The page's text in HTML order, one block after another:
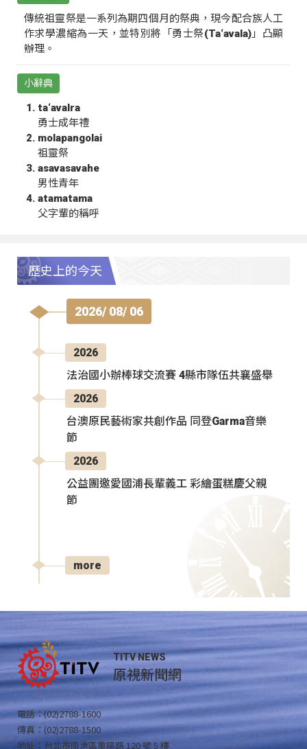
傳統祖靈祭是一系列為期四個月的祭典，現今配合族人工
作求學濃縮為一天，並特別將「勇士祭(Ta‘avala)」凸顯
辦理。
小辭典
ta‘avalra
勇士成年禮
molapangolai
祖靈祭
asavasavahe
男性青年
atamatama
父字輩的稱呼
歷史上的今天
2026/ 08/ 06
2026
法治國小辦棒球交流賽 4縣市隊伍共襄盛舉
2026
台澳原民藝術家共創作品 同登Garma音樂
節
2026
公益團邀愛國浦長輩義工 彩繪蛋糕慶父親
節
more
TITV NEWS
原視新聞網
電話：(02)2788-1600
傳真：(02)2788-1500
地址：台北市南港區重陽路 120 號 5 樓